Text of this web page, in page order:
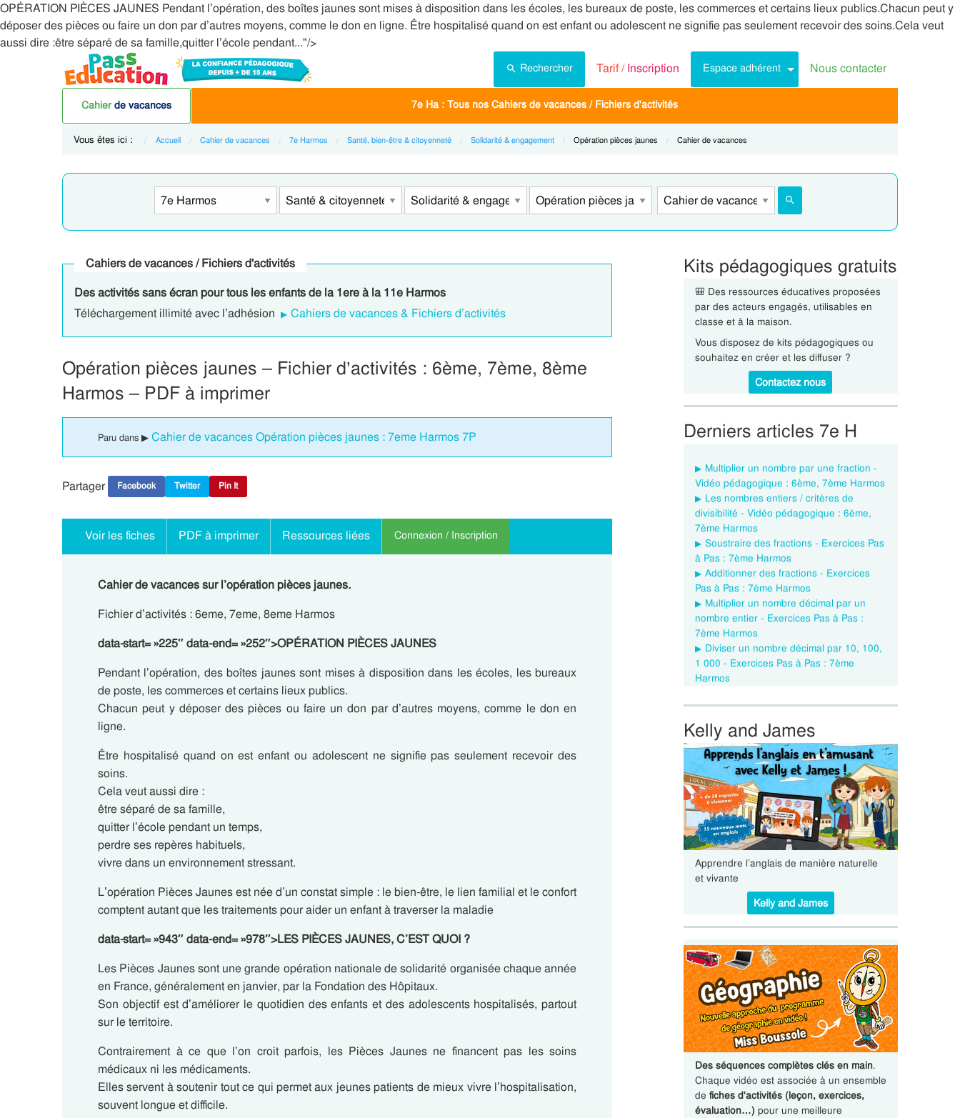
OPÉRATION PIÈCES JAUNES Pendant l’opération, des boîtes jaunes sont mises à disposition dans les écoles, les bureaux de poste, les commerces et certains lieux publics.Chacun peut y
déposer des pièces ou faire un don par d’autres moyens, comme le don en ligne. Être hospitalisé quand on est enfant ou adolescent ne signifie pas seulement recevoir des soins.Cela veut
aussi dire :être séparé de sa famille,quitter l’école pendant..."/>
Rechercher Tarif /Inscription Espace adhérent Nous contacter
Cahier de vacances 7e Ha : Tous nos Cahiers de vacances / Fichiers d'activités
Vous êtes ici : Accueil Cahier de vacances 7e Harmos Santé, bien-être & citoyenneté Solidarité & engagement Current:
Opération pièces jaunes Current:
Cahier de vacances
Cahiers de vacances / Fichiers d'activités
Des activités sans écran pour tous les enfants de la 1ere à la 11e Harmos
Téléchargement illimité avec l’adhésion
Cahiers de vacances & Fichiers d’activités
Opération pièces jaunes – Fichier d’activités : 6ème, 7ème, 8ème
Harmos – PDF à imprimer
Paru dans ▶ Cahier de vacances Opération pièces jaunes : 7eme Harmos 7P
Partager Facebook Twitter Pin It
Voir les fiches PDF à imprimer Ressources liées Connexion / Inscription
Cahier de vacances sur l’opération pièces jaunes.
Fichier d’activités : 6eme, 7eme, 8eme Harmos
data-start= »225″ data-end= »252″>OPÉRATION PIÈCES JAUNES
Pendant l’opération, des boîtes jaunes sont mises à disposition dans les écoles, les bureaux
de poste, les commerces et certains lieux publics.
Chacun peut y déposer des pièces ou faire un don par d’autres moyens, comme le don en
ligne.
Être hospitalisé quand on est enfant ou adolescent ne signifie pas seulement recevoir des
soins.
Cela veut aussi dire :
être séparé de sa famille,
quitter l’école pendant un temps,
perdre ses repères habituels,
vivre dans un environnement stressant.
L’opération Pièces Jaunes est née d’un constat simple : le bien-être, le lien familial et le confort
comptent autant que les traitements pour aider un enfant à traverser la maladie
data-start= »943″ data-end= »978″>LES PIÈCES JAUNES, C’EST QUOI ?
Les Pièces Jaunes sont une grande opération nationale de solidarité organisée chaque année
en France, généralement en janvier, par la Fondation des Hôpitaux.
Son objectif est d’améliorer le quotidien des enfants et des adolescents hospitalisés, partout
sur le territoire.
Contrairement à ce que l’on croit parfois, les Pièces Jaunes ne financent pas les soins
médicaux ni les médicaments.
Elles servent à soutenir tout ce qui permet aux jeunes patients de mieux vivre l’hospitalisation,
souvent longue et difficile.
Kits pédagogiques gratuits
🎒 Des ressources éducatives proposées
par des acteurs engagés, utilisables en
classe et à la maison.
Vous disposez de kits pédagogiques ou
souhaitez en créer et les diffuser ?
Contactez nous
Derniers articles 7e H
Multiplier un nombre par une fraction -
Vidéo pédagogique : 6ème, 7ème Harmos
Les nombres entiers / critères de
divisibilité - Vidéo pédagogique : 6ème,
7ème Harmos
Soustraire des fractions - Exercices Pas
à Pas : 7ème Harmos
Additionner des fractions - Exercices
Pas à Pas : 7ème Harmos
Multiplier un nombre décimal par un
nombre entier - Exercices Pas à Pas :
7ème Harmos
Diviser un nombre décimal par 10, 100,
1 000 - Exercices Pas à Pas : 7ème
Harmos
Kelly and James
Apprendre l’anglais de manière naturelle
et vivante
Kelly and James
Des séquences complètes clés en main.
Chaque vidéo est associée à un ensemble
de fiches d'activités (leçon, exercices,
évaluation…) pour une meilleure